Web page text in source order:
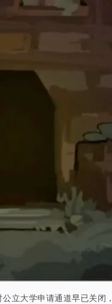
公立大学申请通道早已关闭